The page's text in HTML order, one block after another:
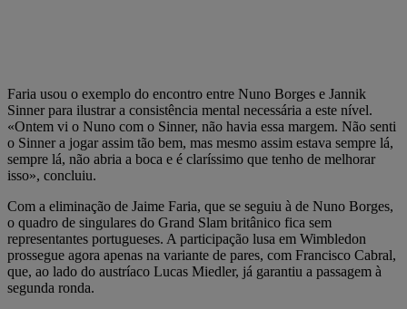
Faria usou o exemplo do encontro entre Nuno Borges e Jannik
Sinner para ilustrar a consistência mental necessária a este nível.
«Ontem vi o Nuno com o Sinner, não havia essa margem. Não senti
o Sinner a jogar assim tão bem, mas mesmo assim estava sempre lá,
sempre lá, não abria a boca e é claríssimo que tenho de melhorar
isso», concluiu.
Com a eliminação de Jaime Faria, que se seguiu à de Nuno Borges,
o quadro de singulares do Grand Slam britânico fica sem
representantes portugueses. A participação lusa em Wimbledon
prossegue agora apenas na variante de pares, com Francisco Cabral,
que, ao lado do austríaco Lucas Miedler, já garantiu a passagem à
segunda ronda.